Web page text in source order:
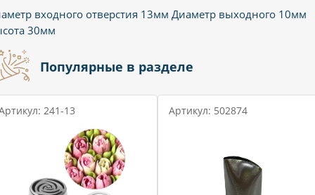
входного отверстия 13мм Диаметр выходного 10мм
30мм
Популярные в разделе
241-13 Артикул: 502874